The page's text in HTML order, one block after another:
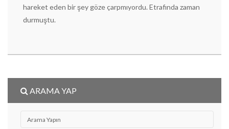
hareket eden bir şey göze çarpmıyordu. Etrafında zaman
durmuştu.
ARAMA YAP